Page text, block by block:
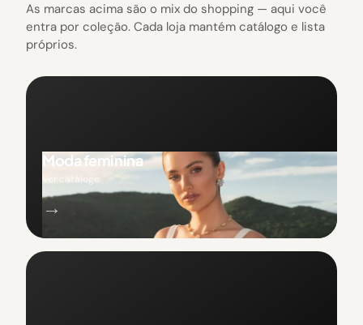
As marcas acima são o mix do shopping — aqui você
entra por coleção. Cada loja mantém catálogo e lista
próprios.
Moda feminina
Ver catálogo
→